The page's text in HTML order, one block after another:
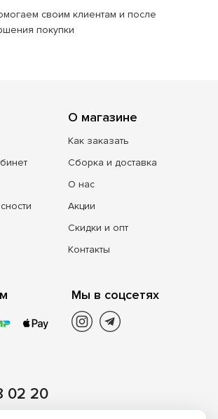
своим клиентам и после
покупки
О магазине
Как заказать
Сборка и доставка
О нас
Акции
Скидки и опт
Контакты
Мы в соцсетях
02 20